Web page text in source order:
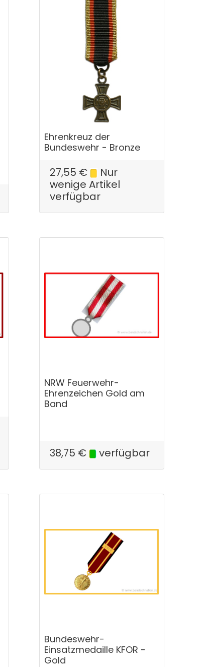
Ehrenkreuz der
Bundeswehr - Bronze
27,55 €
Nur
wenige Artikel
verfügbar
NRW Feuerwehr-
Ehrenzeichen Gold am
Band
38,75 € verfügbar
Bundeswehr-
Einsatzmedaille KFOR -
Gold